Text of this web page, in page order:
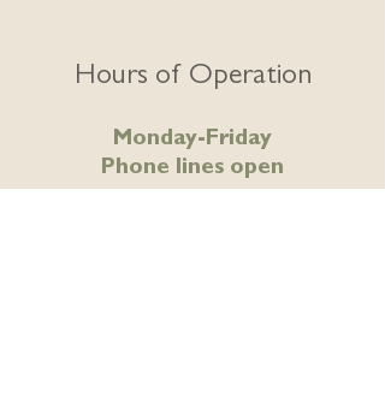
Hours of Operation
Monday-Friday
Phone lines open